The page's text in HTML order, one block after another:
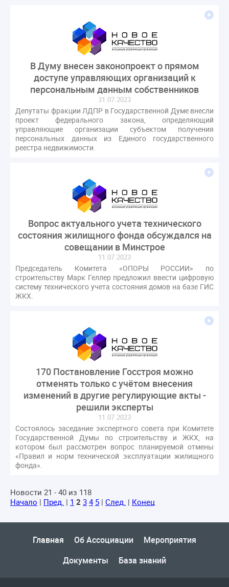
В Думу внесен законопроект о прямом
доступе управляющих организаций к
персональным данным собственников
31.07.2023
Депутаты фракции ЛДПР в Государственной Думе внесли
проект федерального закона, определяющий
управляющие организации субъектом получения
персональных данных из Единого государственного
реестра недвижимости.
Вопрос актуального учета технического
состояния жилищного фонда обсуждался на
совещании в Минстрое
11.07.2023
Председатель Комитета «ОПОРЫ РОССИИ» по
строительству Марк Геллер предложил ввести цифровую
систему технического учета состояния домов на базе ГИС
ЖКХ.
170 Постановление Госстроя можно
отменять только с учётом внесения
изменений в другие регулирующие акты -
решили эксперты
11.07.2023
Состоялось заседание экспертного совета при Комитете
Государственной Думы по строительству и ЖКХ, на
котором был рассмотрен вопрос планируемой отмены
«Правил и норм технической эксплуатации жилищного
фонда».
Новости 21 - 40 из 118
Начало | Пред. | 1 2 3 4 5 | След. | Конец
Главная Об Ассоциации
Мероприятия
Документы
База знаний